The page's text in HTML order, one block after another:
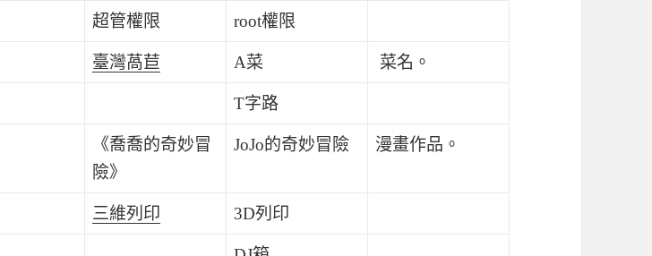
超管權限 root權限
臺灣萵苣 A菜 菜名。
T字路
《喬喬的奇妙冒
險》
JoJo的奇妙冒險 漫畫作品。
三維列印 3D列印